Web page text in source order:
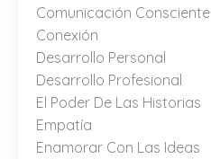
Comunicación Consciente
Conexión
Desarrollo Personal
Desarrollo Profesional
El Poder De Las Historias
Empatía
Enamorar Con Las Ideas